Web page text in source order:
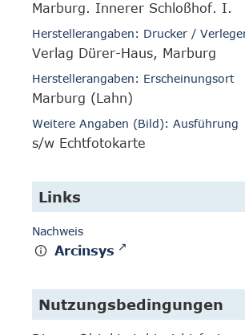
Marburg. Innerer Schloßhof. I.
Herstellerangaben: Drucker /
Verlag Dürer-Haus, Marburg
Herstellerangaben: Erscheinungsort
Marburg (Lahn)
Weitere Angaben (Bild): Ausführung
s/w Echtfotokarte
Links
Nachweis
Arcinsys
Nutzungsbedingungen